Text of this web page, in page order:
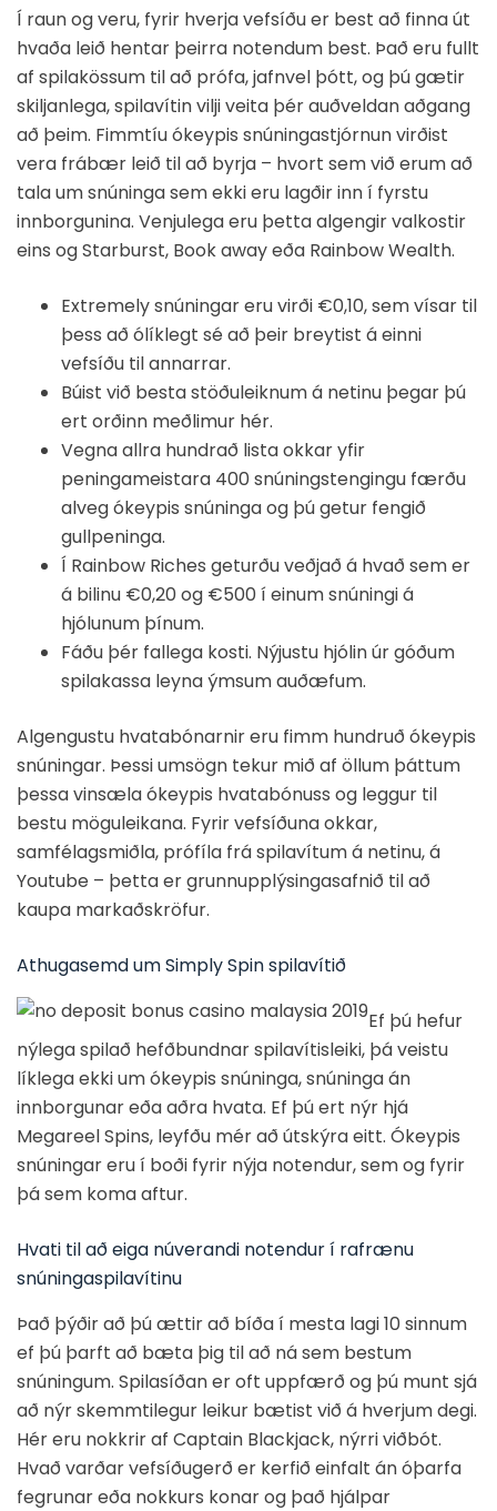
Í raun og veru, fyrir hverja vefsíðu er best að finna út
hvaða leið hentar þeirra notendum best. Það eru fullt
af spilakössum til að prófa, jafnvel þótt, og þú gætir
skiljanlega, spilavítin vilji veita þér auðveldan aðgang
að þeim. Fimmtíu ókeypis snúningastjórnun virðist
vera frábær leið til að byrja – hvort sem við erum að
tala um snúninga sem ekki eru lagðir inn í fyrstu
innborgunina. Venjulega eru þetta algengir valkostir
eins og Starburst, Book away eða Rainbow Wealth.
Extremely snúningar eru virði €0,10, sem vísar til
þess að ólíklegt sé að þeir breytist á einni
vefsíðu til annarrar.
Búist við besta stöðuleiknum á netinu þegar þú
ert orðinn meðlimur hér.
Vegna allra hundrað lista okkar yfir
peningameistara 400 snúningstengingu færðu
alveg ókeypis snúninga og þú getur fengið
gullpeninga.
Í Rainbow Riches geturðu veðjað á hvað sem er
á bilinu €0,20 og €500 í einum snúningi á
hjólunum þínum.
Fáðu þér fallega kosti. Nýjustu hjólin úr góðum
spilakassa leyna ýmsum auðæfum.
Algengustu hvatabónarnir eru fimm hundruð ókeypis
snúningar. Þessi umsögn tekur mið af öllum þáttum
þessa vinsæla ókeypis hvatabónuss og leggur til
bestu möguleikana. Fyrir vefsíðuna okkar,
samfélagsmiðla, prófíla frá spilavítum á netinu, á
Youtube – þetta er grunnupplýsingasafnið til að
kaupa markaðskröfur.
Athugasemd um Simply Spin spilavítið
Ef þú hefur
nýlega spilað hefðbundnar spilavítisleiki, þá veistu
líklega ekki um ókeypis snúninga, snúninga án
innborgunar eða aðra hvata. Ef þú ert nýr hjá
Megareel Spins, leyfðu mér að útskýra eitt. Ókeypis
snúningar eru í boði fyrir nýja notendur, sem og fyrir
þá sem koma aftur.
Hvati til að eiga núverandi notendur í rafrænu
snúningaspilavítinu
Það þýðir að þú ættir að bíða í mesta lagi 10 sinnum
ef þú þarft að bæta þig til að ná sem bestum
snúningum. Spilasíðan er oft uppfærð og þú munt sjá
að nýr skemmtilegur leikur bætist við á hverjum degi.
Hér eru nokkrir af Captain Blackjack, nýrri viðbót.
Hvað varðar vefsíðugerð er kerfið einfalt án óþarfa
fegrunar eða nokkurs konar og það hjálpar